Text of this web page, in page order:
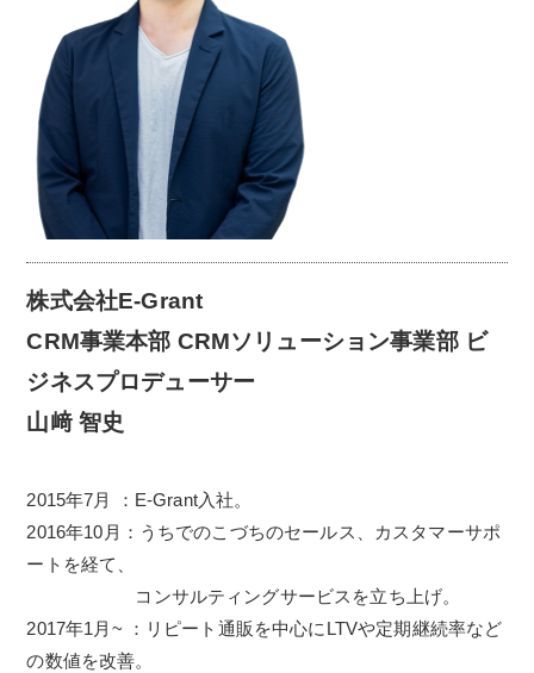
株式会社E-Grant
CRM事業本部 CRMソリューション事業部 ビ
ジネスプロデューサー
山﨑 智史
2015年7月 ：E-Grant入社。
2016年10月：うちでのこづちのセールス、カスタマーサポ
ートを経て、
コンサルティングサービスを立ち上げ。
2017年1月~ ：リピート通販を中心にLTVや定期継続率など
の数値を改善。